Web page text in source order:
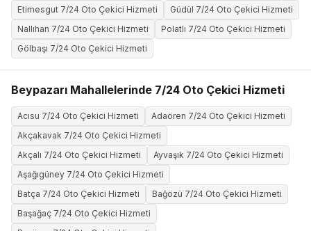
Etimesgut 7/24 Oto Çekici Hizmeti
Güdül 7/24 Oto Çekici Hizmeti
Nallıhan 7/24 Oto Çekici Hizmeti
Polatlı 7/24 Oto Çekici Hizmeti
Gölbaşı 7/24 Oto Çekici Hizmeti
Beypazarı Mahallelerinde 7/24 Oto Çekici Hizmeti
Acısu 7/24 Oto Çekici Hizmeti
Adaören 7/24 Oto Çekici Hizmeti
Akçakavak 7/24 Oto Çekici Hizmeti
Akçalı 7/24 Oto Çekici Hizmeti
Ayvaşık 7/24 Oto Çekici Hizmeti
Aşağıgüney 7/24 Oto Çekici Hizmeti
Batça 7/24 Oto Çekici Hizmeti
Bağözü 7/24 Oto Çekici Hizmeti
Başağaç 7/24 Oto Çekici Hizmeti